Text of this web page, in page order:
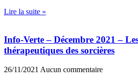
Lire la suite »
Info-Verte – Décembre 2021 –
thérapeutiques des sorcières
26/11/2021 Aucun commentaire